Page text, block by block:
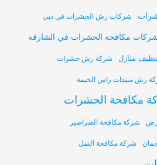
شركات رش الحشرات في دبي
مكافحة الحشرات في الشارقة
منازل شركة رش حشرات
رش مبيدات راس الخيمة
مكافحة الحشرات
شركة مكافحة الصراصير
شركة مكافحة النمل